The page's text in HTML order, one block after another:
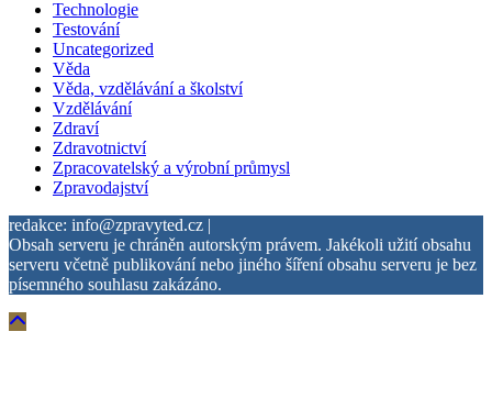
Technologie
Testování
Uncategorized
Věda
Věda, vzdělávání a školství
Vzdělávání
Zdraví
Zdravotnictví
Zpracovatelský a výrobní průmysl
Zpravodajství
redakce: info@zpravyted.cz |
Obsah serveru je chráněn autorským právem. Jakékoli užití obsahu
serveru včetně publikování nebo jiného šíření obsahu serveru je bez
písemného souhlasu zakázáno.